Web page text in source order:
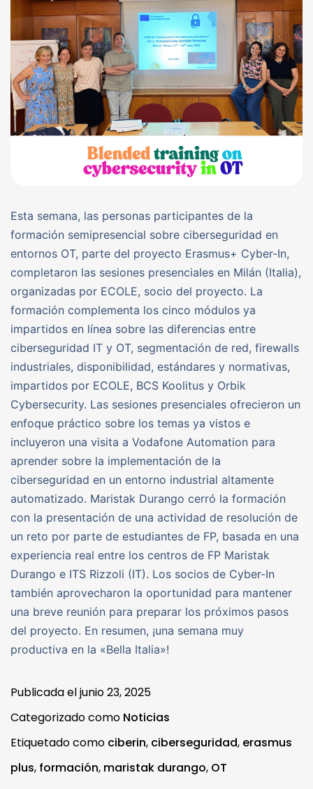
Esta semana, las personas participantes de la
formación semipresencial sobre ciberseguridad en
entornos OT, parte del proyecto Erasmus+ Cyber-In,
completaron las sesiones presenciales en Milán (Italia),
organizadas por ECOLE, socio del proyecto. La
formación complementa los cinco módulos ya
impartidos en línea sobre las diferencias entre
ciberseguridad IT y OT, segmentación de red, firewalls
industriales, disponibilidad, estándares y normativas,
impartidos por ECOLE, BCS Koolitus y Orbik
Cybersecurity. Las sesiones presenciales ofrecieron un
enfoque práctico sobre los temas ya vistos e
incluyeron una visita a Vodafone Automation para
aprender sobre la implementación de la
ciberseguridad en un entorno industrial altamente
automatizado. Maristak Durango cerró la formación
con la presentación de una actividad de resolución de
un reto por parte de estudiantes de FP, basada en una
experiencia real entre los centros de FP Maristak
Durango e ITS Rizzoli (IT). Los socios de Cyber-In
también aprovecharon la oportunidad para mantener
una breve reunión para preparar los próximos pasos
del proyecto. En resumen, ¡una semana muy
productiva en la «Bella Italia»!
Publicada eljunio 23, 2025
Categorizado como Noticias
Etiquetado como ciberin, ciberseguridad, erasmus
plus, formación, maristak durango, OT